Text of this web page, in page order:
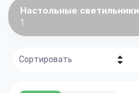
Настольные светильники
1
Сортировать